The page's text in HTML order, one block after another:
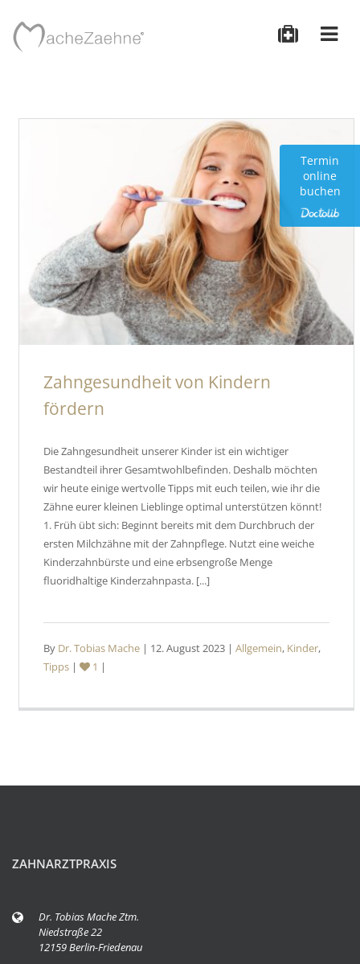
Termin
online
buchen
Zahngesundheit von Kindern
fördern
Die Zahngesundheit unserer Kinder ist ein wichtiger
Bestandteil ihrer Gesamtwohlbefinden. Deshalb möchten
wir heute einige wertvolle Tipps mit euch teilen, wie ihr die
Zähne eurer kleinen Lieblinge optimal unterstützen könnt!
1. Früh übt sich: Beginnt bereits mit dem Durchbruch der
ersten Milchzähne mit der Zahnpflege. Nutzt eine weiche
Kinderzahnbürste und eine erbsengroße Menge
fluoridhaltige Kinderzahnpasta. [...]
By Dr. Tobias Mache | 12. August 2023 | Allgemein, Kinder,
Tipps | 1 |
ZAHNARZTPRAXIS
Dr. Tobias Mache Ztm.
Niedstraße 22
12159 Berlin-Friedenau